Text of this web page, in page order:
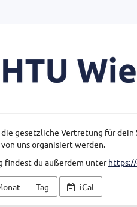
die gesetzliche Vertretung für
uns organisiert werden.
findest du außerdem unter
Tag iCal